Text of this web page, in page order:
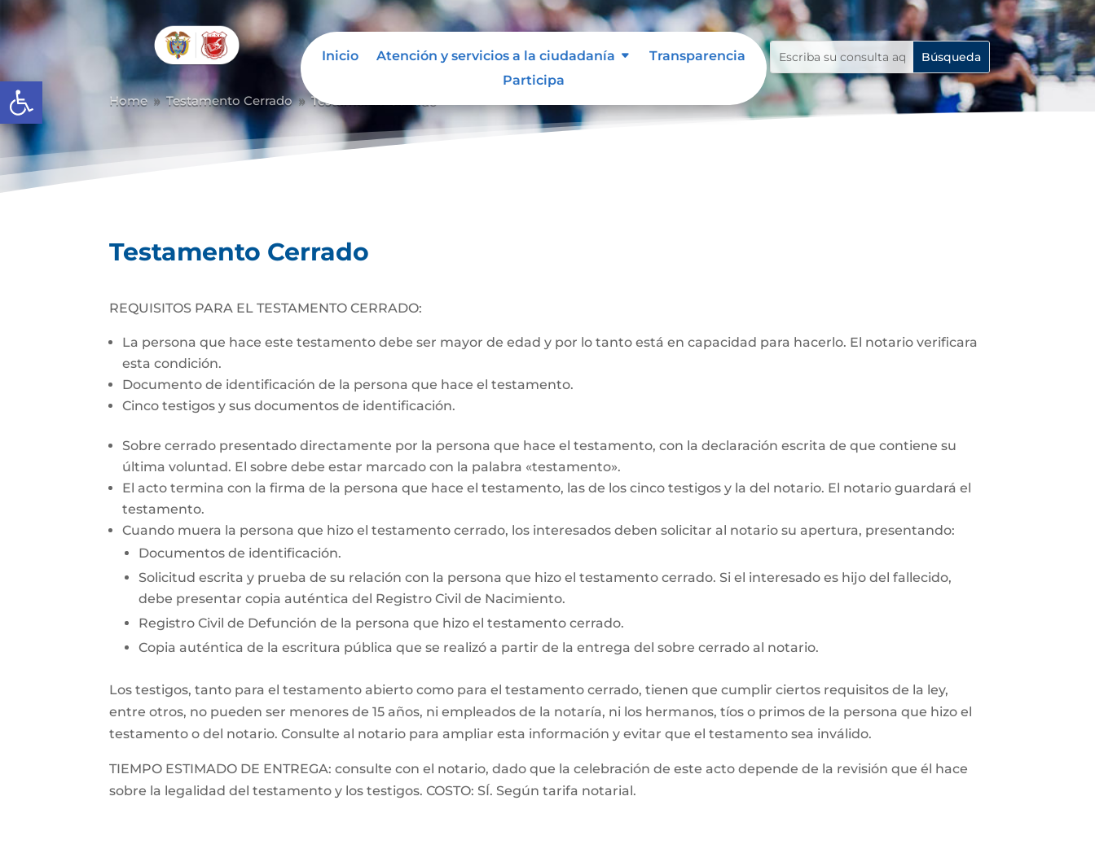
Abrir barra de herramientas
Inicio Atención y servicios a la ciudadanía
Transparencia
Participa
Home 9 Testamento Cerrado 9 Testamento Cerrado
Testamento Cerrado
REQUISITOS PARA EL TESTAMENTO CERRADO:
La persona que hace este testamento debe ser mayor de edad y por lo tanto está en capacidad para hacerlo. El notario verificara
esta condición.
Documento de identificación de la persona que hace el testamento.
Cinco testigos y sus documentos de identificación.
Sobre cerrado presentado directamente por la persona que hace el testamento, con la declaración escrita de que contiene su
última voluntad. El sobre debe estar marcado con la palabra «testamento».
El acto termina con la firma de la persona que hace el testamento, las de los cinco testigos y la del notario. El notario guardará el
testamento.
Cuando muera la persona que hizo el testamento cerrado, los interesados deben solicitar al notario su apertura, presentando:
Documentos de identificación.
Solicitud escrita y prueba de su relación con la persona que hizo el testamento cerrado. Si el interesado es hijo del fallecido,
debe presentar copia auténtica del Registro Civil de Nacimiento.
Registro Civil de Defunción de la persona que hizo el testamento cerrado.
Copia auténtica de la escritura pública que se realizó a partir de la entrega del sobre cerrado al notario.
Los testigos, tanto para el testamento abierto como para el testamento cerrado, tienen que cumplir ciertos requisitos de la ley,
entre otros, no pueden ser menores de 15 años, ni empleados de la notaría, ni los hermanos, tíos o primos de la persona que hizo el
testamento o del notario. Consulte al notario para ampliar esta información y evitar que el testamento sea inválido.
TIEMPO ESTIMADO DE ENTREGA: consulte con el notario, dado que la celebración de este acto depende de la revisión que él hace
sobre la legalidad del testamento y los testigos. COSTO: SÍ. Según tarifa notarial.